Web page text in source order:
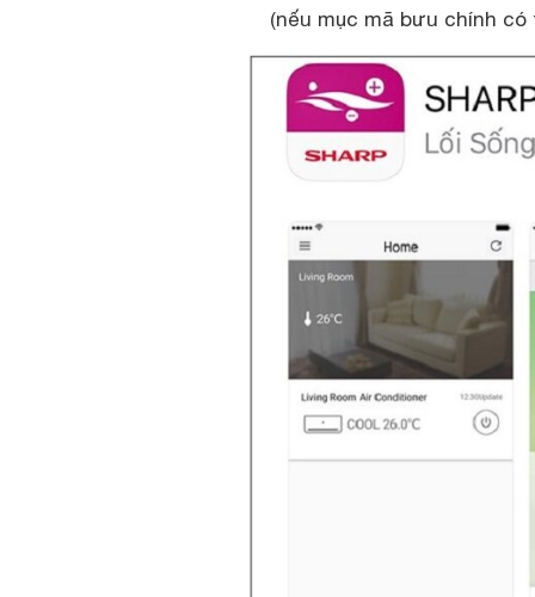
(nếu mục mã bưu chính có